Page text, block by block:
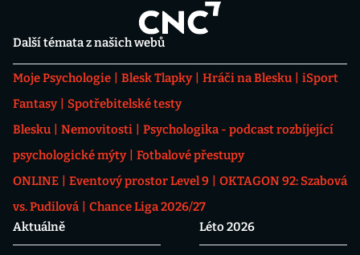
Další témata z našich webů
Moje Psychologie Blesk Tlapky Hráči na Blesku
iSport
Fantasy
Spotřebitelské testy
Blesku
Nemovitosti
Psychologika - podcast rozbíjející
psychologické mýty
Fotbalové přestupy
ONLINE
Eventový prostor Level 9
OKTAGON 92: Szabová
vs. Pudilová
Chance Liga 2026/27
Aktuálně
Léto 2026